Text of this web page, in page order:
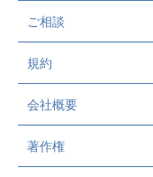
ご相談
規約
会社概要
著作権